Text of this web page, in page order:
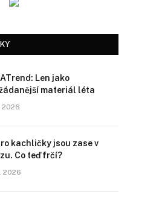
Len jako
materiál léta
2026
kachličky jsou zase v
Co teď frčí?
2026